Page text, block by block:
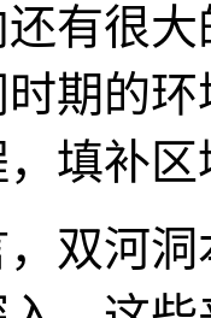
有很
期的
填补
河洞